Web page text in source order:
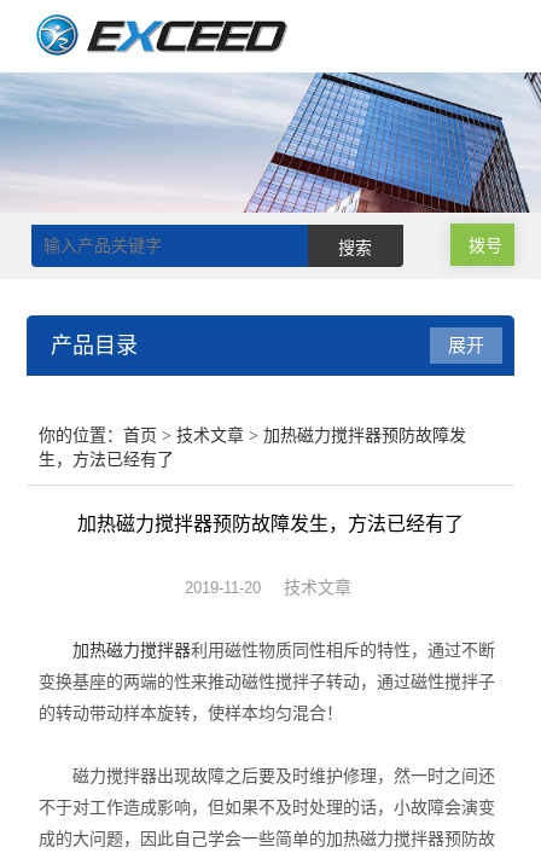
拨号
产品目录
双层玻璃反应釜
单层玻璃反应釜
低温冷却液循环泵
不锈钢高压反应釜
展开
你的位置：首页 >技术文章 > 加热磁力搅拌器预防故障发
生，方法已经有了
加热磁力搅拌器预防故障发生，方法已经有了
2019-11-20 技术文章
加热磁力搅拌器利用磁性物质同性相斥的特性，通过不断
变换基座的两端的性来推动磁性搅拌子转动，通过磁性搅拌子
的转动带动样本旋转，使样本均匀混合！
磁力搅拌器出现故障之后要及时维护修理，然一时之间还
不于对工作造成影响，但如果不及时处理的话，小故障会演变
成的大问题，因此自己学会一些简单的加热磁力搅拌器预防故